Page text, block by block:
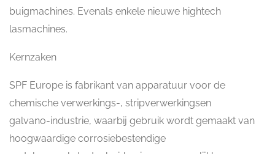
buigmachines. Evenals enkele nieuwe hightech
lasmachines.
Kernzaken
SPF Europe is fabrikant van apparatuur voor de
chemische verwerkings-, stripverwerkingsen
galvano-industrie, waarbij gebruik wordt gemaakt van
hoogwaardige corrosiebestendige